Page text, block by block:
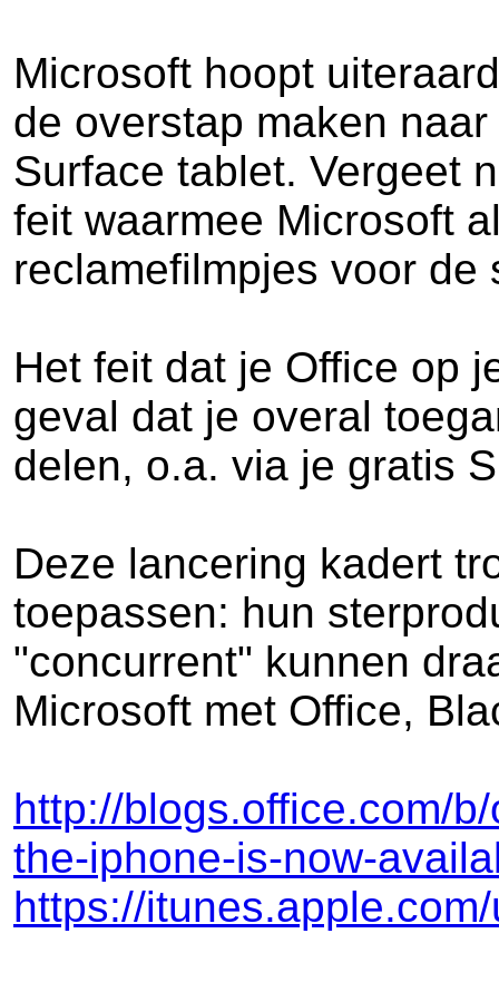
Microsoft hoopt
de overstap maken
Surface tablet. Vergeet
feit waarmee Microsoft
reclamefilmpjes voor de
Het feit dat je Office op
geval dat je overal
delen, o.a. via je gratis
Deze lancering kadert
toepassen: hun
"concurrent" kunnen
Microsoft met Office,
http://blogs.office.com/
the-iphone-is-now-
https://